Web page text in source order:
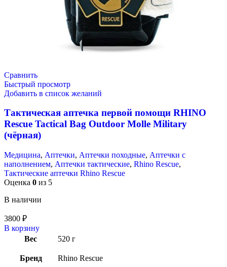
Сравнить
Быстрый просмотр
Добавить в список желаний
Тактическая аптечка первой помощи RHINO
Rescue Tactical Bag Outdoor Molle Military
(чёрная)
Медицина, Аптечки, Аптечки походные, Аптечки с
наполнением, Аптечки тактические, Rhino Rescue,
Тактические аптечки Rhino Rescue
Оценка 0 из 5
В наличии
3800 ₽
В корзину
Вес
520 г
Бренд Rhino Rescue